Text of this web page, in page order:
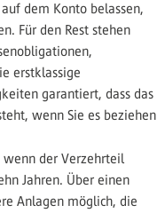
dem Konto belassen,
Für den Rest stehen
erstklassige
garantiert, dass das
wenn Sie es beziehen
wenn der Verzehrteil
Jahren. Über einen
Anlagen möglich, die